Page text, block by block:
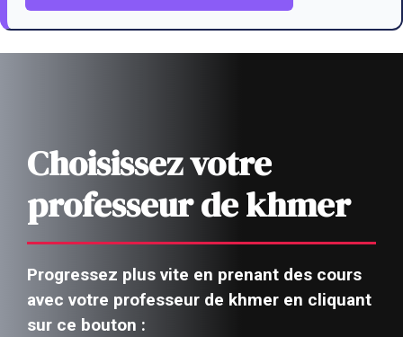
Choisissez votre
professeur de khmer
Progressez plus vite en prenant des cours
avec votre professeur de khmer en cliquant
sur ce bouton :